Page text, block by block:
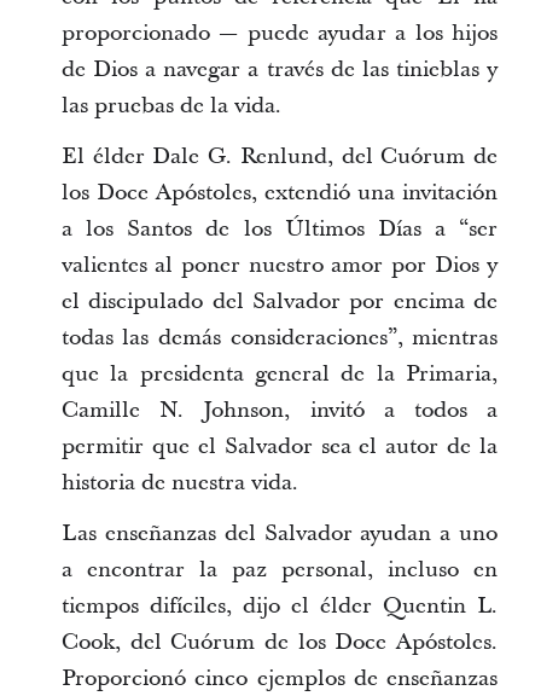
proporcionado — puede ayudar a los hijos
de Dios a navegar a través de las tinieblas y
las pruebas de la vida.
El élder Dale G. Renlund, del Cuórum de
los Doce Apóstoles, extendió una invitación
a los Santos de los Últimos Días a “ser
valientes al poner nuestro amor por Dios y
el discipulado del Salvador por encima de
todas las demás consideraciones”, mientras
que la presidenta general de la Primaria,
Camille N. Johnson, invitó a todos a
permitir que el Salvador sea el autor de la
historia de nuestra vida.
Las enseñanzas del Salvador ayudan a uno
a encontrar la paz personal, incluso en
tiempos difíciles, dijo el élder Quentin L.
Cook, del Cuórum de los Doce Apóstoles.
Proporcionó cinco ejemplos de enseñanzas